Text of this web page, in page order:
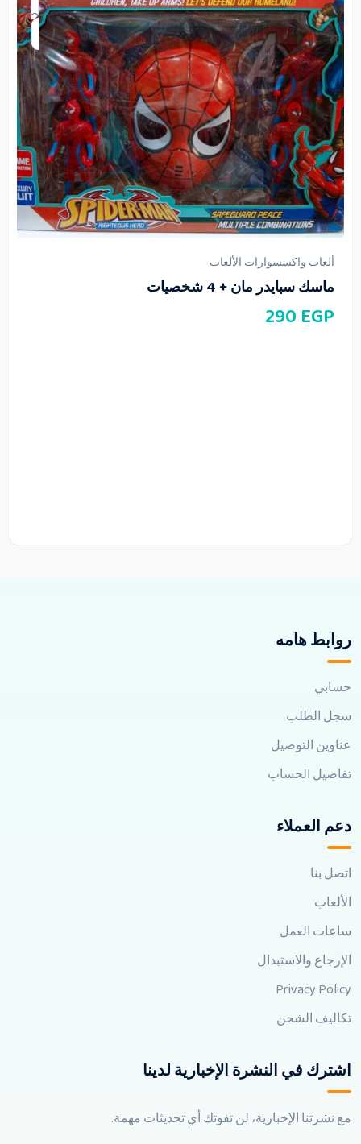
ألعاب واكسسوارات الألعاب
ماسك سبايدر مان + 4 شخصيات
290 EGP
روابط هامه
حسابي
سجل الطلب
عناوين التوصيل
تفاصيل الحساب
دعم العملاء
اتصل بنا
الألعاب
ساعات العمل
الإرجاع والاستبدال
Privacy Policy
تكاليف الشحن
اشترك في النشرة الإخبارية لدينا
مع نشرتنا الإخبارية، لن تفوتك أي تحديثات مهمة.